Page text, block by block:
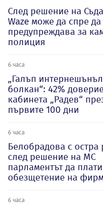
След решение на
Waze може да спре да
предупреждава за
полиция
6 часа
„Галъп интернешънъл
болкан“: 42%
кабинета „Радев“
първите 100 дни
6 часа
Белобрадова с остра
след решение на МС
парламентът да плати
обезщетение на
6 часа